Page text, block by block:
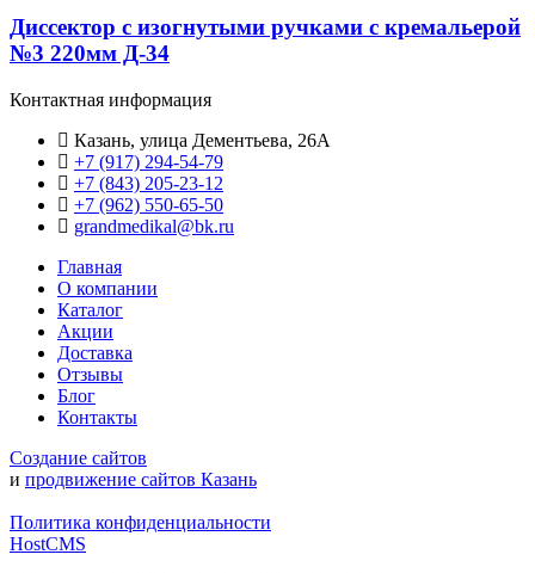
Диссектор с изогнутыми ручками с кремальерой
№3 220мм Д-34
Контактная информация
Казань, улица Дементьева, 26А
+7 (917) 294-54-79
+7 (843) 205-23-12
+7 (962) 550‑65‑50‬
grandmedikal@bk.ru
Главная
О компании
Каталог
Акции
Доставка
Отзывы
Блог
Контакты
Создание сайтов
и продвижение сайтов Казань
Политика конфиденциальности
HostCMS